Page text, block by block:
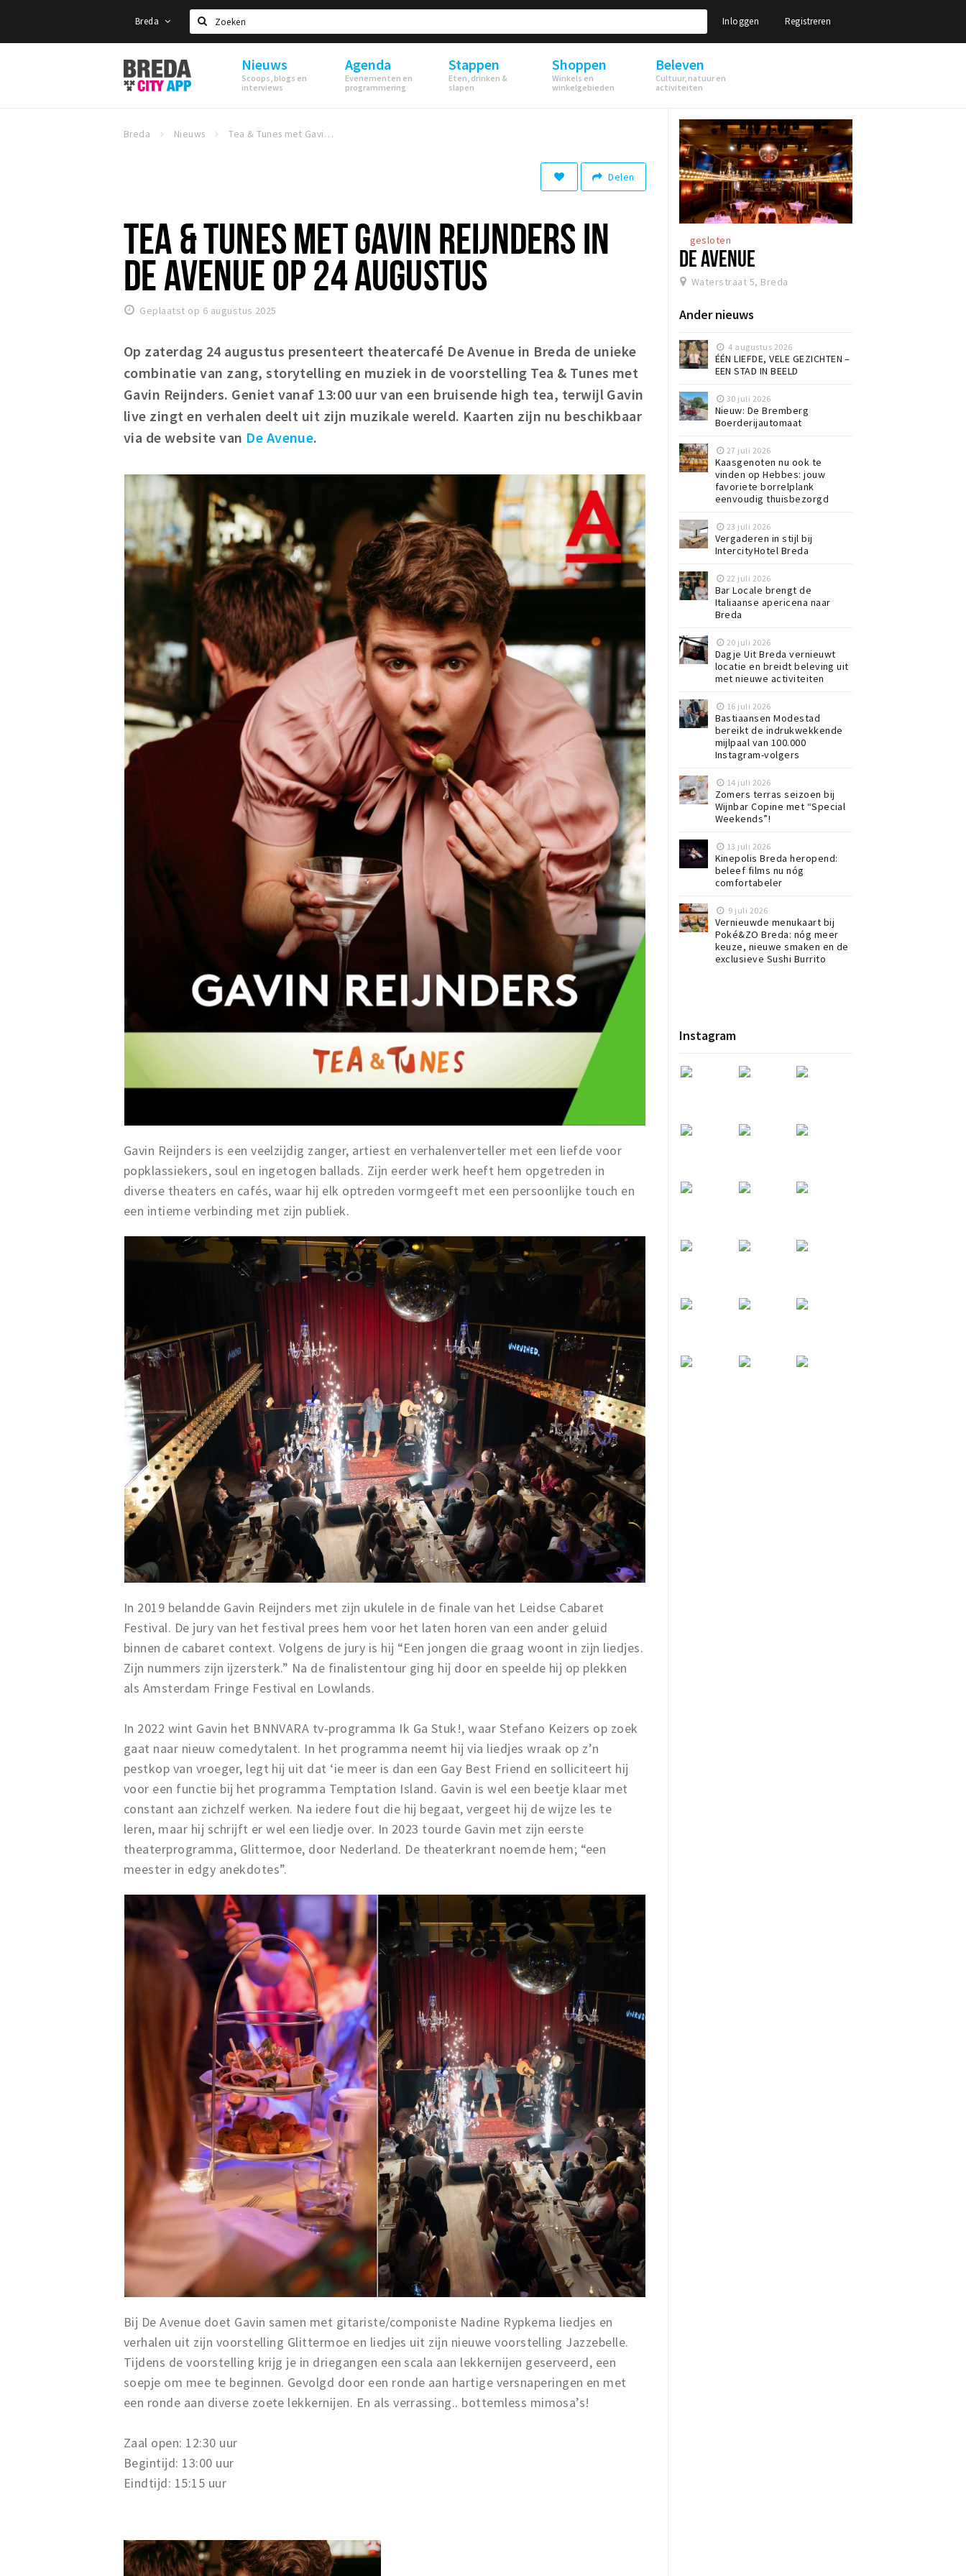
Breda
Zoeken
Inloggen Registreren
Stappen
&
Shoppen
Nieuws
Scoops, blogs en
interviews
Agenda
Evenementen en
programmering
Stappen
Eten, drinken &
slapen
Shoppen
Winkels en
winkelgebieden
Beleven
Cultuur, natuur en
activiteiten
Breda Nieuws Tea & Tunes met Gavin Reijnders in De Avenue op 24 augustus
Delen
TEA & TUNES MET GAVIN REIJNDERS IN
DE AVENUE OP 24 AUGUSTUS
Geplaatst op 6 augustus 2025
Op zaterdag 24 augustus presenteert theatercafé De Avenue in Breda de unieke
combinatie van zang, storytelling en muziek in de voorstelling Tea & Tunes met
Gavin Reijnders. Geniet vanaf 13:00 uur van een bruisende high tea, terwijl Gavin
live zingt en verhalen deelt uit zijn muzikale wereld. Kaarten zijn nu beschikbaar
via de website van De Avenue.
Gavin Reijnders is een veelzijdig zanger, artiest en verhalenverteller met een liefde voor
popklassiekers, soul en ingetogen ballads. Zijn eerder werk heeft hem opgetreden in
diverse theaters en cafés, waar hij elk optreden vormgeeft met een persoonlijke touch en
een intieme verbinding met zijn publiek.
In 2019 belandde Gavin Reijnders met zijn ukulele in de finale van het Leidse Cabaret
Festival. De jury van het festival prees hem voor het laten horen van een ander geluid
binnen de cabaret context. Volgens de jury is hij “Een jongen die graag woont in zijn liedjes.
Zijn nummers zijn ijzersterk.” Na de finalistentour ging hij door en speelde hij op plekken
als Amsterdam Fringe Festival en Lowlands.
In 2022 wint Gavin het BNNVARA tv-programma Ik Ga Stuk!, waar Stefano Keizers op zoek
gaat naar nieuw comedytalent. In het programma neemt hij via liedjes wraak op z’n
pestkop van vroeger, legt hij uit dat ‘ie meer is dan een Gay Best Friend en solliciteert hij
voor een functie bij het programma Temptation Island. Gavin is wel een beetje klaar met
constant aan zichzelf werken. Na iedere fout die hij begaat, vergeet hij de wijze les te
leren, maar hij schrijft er wel een liedje over. In 2023 tourde Gavin met zijn eerste
theaterprogramma, Glittermoe, door Nederland. De theaterkrant noemde hem; “een
meester in edgy anekdotes”.
Bij De Avenue doet Gavin samen met gitariste/componiste Nadine Rypkema liedjes en
verhalen uit zijn voorstelling Glittermoe en liedjes uit zijn nieuwe voorstelling Jazzebelle.
Tijdens de voorstelling krijg je in driegangen een scala aan lekkernijen geserveerd, een
soepje om mee te beginnen. Gevolgd door een ronde aan hartige versnaperingen en met
een ronde aan diverse zoete lekkernijen. En als verrassing.. bottemless mimosa’s!
Zaal open: 12:30 uur
Begintijd: 13:00 uur
Eindtijd: 15:15 uur
gesloten
DE AVENUE
Waterstraat 5, Breda
Ander nieuws
4 augustus 2026
ÉÉN LIEFDE, VELE GEZICHTEN –
EEN STAD IN BEELD
30 juli 2026
Nieuw: De Bremberg
Boerderijautomaat
27 juli 2026
Kaasgenoten nu ook te
vinden op Hebbes: jouw
favoriete borrelplank
eenvoudig thuisbezorgd
23 juli 2026
Vergaderen in stijl bij
IntercityHotel Breda
22 juli 2026
Bar Locale brengt de
Italiaanse apericena naar
Breda
20 juli 2026
Dagje Uit Breda vernieuwt
locatie en breidt beleving uit
met nieuwe activiteiten
16 juli 2026
Bastiaansen Modestad
bereikt de indrukwekkende
mijlpaal van 100.000
Instagram-volgers
14 juli 2026
Zomers terras seizoen bij
Wijnbar Copine met “Special
Weekends”!
13 juli 2026
Kinepolis Breda heropend:
beleef films nu nóg
comfortabeler
9 juli 2026
Vernieuwde menukaart bij
Poké&ZO Breda: nóg meer
keuze, nieuwe smaken en de
exclusieve Sushi Burrito
Instagram